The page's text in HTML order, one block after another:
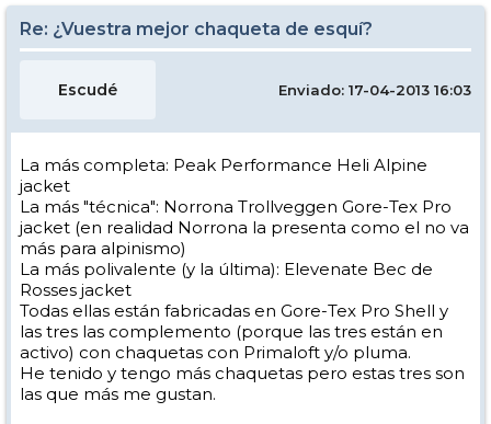
Re: ¿Vuestra mejor chaqueta de esquí?
Escudé Enviado: 17-04-2013 16:03
La más completa: Peak Performance Heli Alpine
jacket
La más "técnica": Norrona Trollveggen Gore-Tex Pro
jacket (en realidad Norrona la presenta como el no va
más para alpinismo)
La más polivalente (y la última): Elevenate Bec de
Rosses jacket
Todas ellas están fabricadas en Gore-Tex Pro Shell y
las tres las complemento (porque las tres están en
activo) con chaquetas con Primaloft y/o pluma.
He tenido y tengo más chaquetas pero estas tres son
las que más me gustan.